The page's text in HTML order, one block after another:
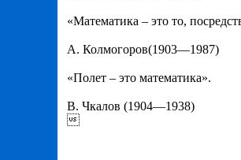
«Математика – это то,
А. Колмогоров(1903—1987)
«Полет – это математика».
В. Чкалов (1904—1938)